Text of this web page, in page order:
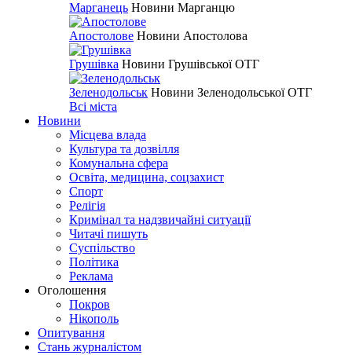
Марганець Новини Марганцю
Апостолове Новини Апостолова
Грушівка Новини Грушівської ОТГ
Зеленодольськ Новини Зеленодольської ОТГ
Всі міста
Новини
Місцева влада
Культура та дозвілля
Комунальна сфера
Освіта, медицина, соцзахист
Спорт
Релігія
Кримінал та надзвичайні ситуації
Читачі пишуть
Суспільство
Політика
Реклама
Оголошення
Покров
Нікополь
Опитування
Стань журналістом